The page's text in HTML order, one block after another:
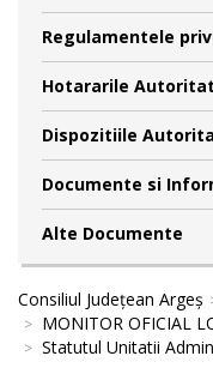
Regulamentele
Hotararile
Dispozitiile
Documente si
Alte Documente
Consiliul Județean Argeș
MONITOR OFICIAL
Statutul Unitatii